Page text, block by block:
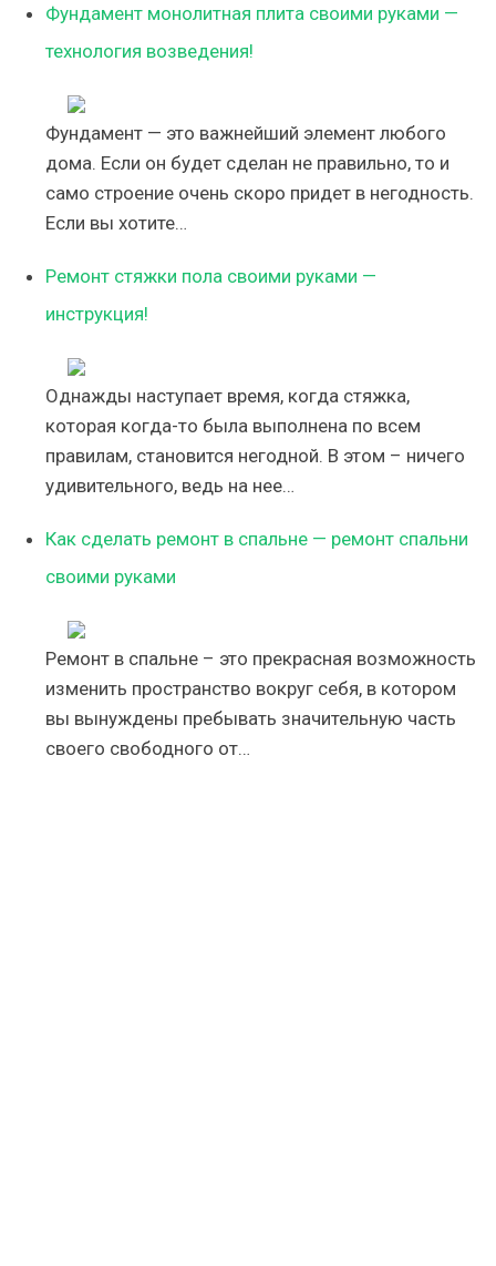
Фундамент монолитная плита своими руками —
технология возведения!
Фундамент — это важнейший элемент любого
дома. Если он будет сделан не правильно, то и
само строение очень скоро придет в негодность.
Если вы хотите…
Ремонт стяжки пола своими руками —
инструкция!
Однажды наступает время, когда стяжка,
которая когда-то была выполнена по всем
правилам, становится негодной. В этом – ничего
удивительного, ведь на нее…
Как сделать ремонт в спальне — ремонт спальни
своими руками
Ремонт в спальне – это прекрасная возможность
изменить пространство вокруг себя, в котором
вы вынуждены пребывать значительную часть
своего свободного от…